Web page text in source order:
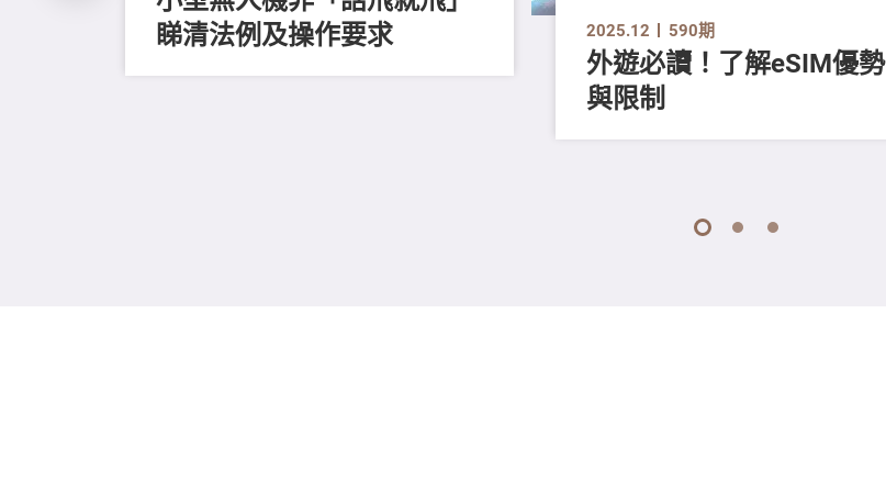
睇清法例及操作要求
2025.12 590期
外遊必讀！了解eSIM優勢
與限制
1 2 3